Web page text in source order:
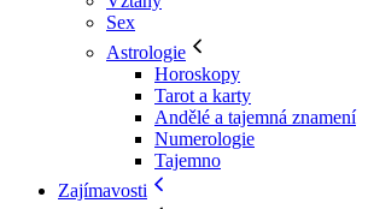
Sex
Astrologie
Horoskopy
Tarot a karty
Andělé a tajemná znamení
Numerologie
Tajemno
Zajímavosti